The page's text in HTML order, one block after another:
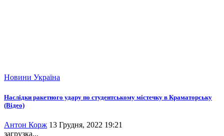
Новини Україна
Наслідки ракетного удару по студентському містечку в Краматорську
(Відео)
Антон Корж 13 Грудня, 2022 19:21
загрузка...